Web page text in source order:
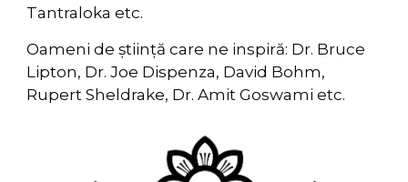
Tantraloka etc.
Oameni de știință care ne inspiră: Dr. Bruce
Lipton, Dr. Joe Dispenza, David Bohm,
Rupert Sheldrake, Dr. Amit Goswami etc.